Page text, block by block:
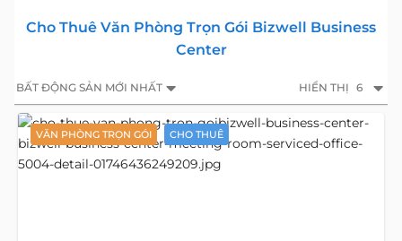
Cho Thuê Văn Phòng Trọn Gói Bizwell Business
Center
BẤT ĐỘNG SẢN MỚI NHẤT HIỂN THỊ 6
VĂN PHÒNG TRỌN GÓI CHO THUÊ